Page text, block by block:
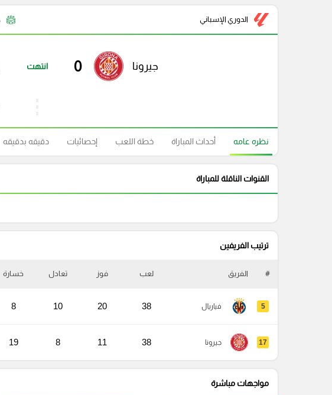
الدوري الإسباني
جيرونا 0 انتهت
نظره عامه أحداث المباراة خطة اللعب إحصائيات دقيقه بدقيقه
القنوات الناقلة للمباراة
ترتيب الفريفين
# الفريق لعب فوز تعادل خسارة
5 فياريال 38
20
10
8
17 جيرونا 38
11
8
19
مواجهات مباشرة